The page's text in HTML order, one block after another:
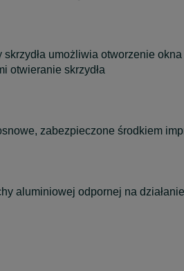
umożliwia otworzenie
otwieranie skrzydła
zabezpieczone środkiem
aluminiowej odpornej na